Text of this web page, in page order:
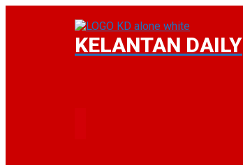
KELANTAN DAILY